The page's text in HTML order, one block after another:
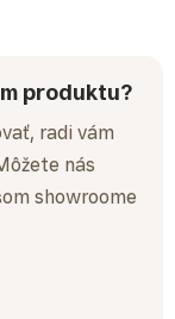
produktu?
radi vám
nás
showroome